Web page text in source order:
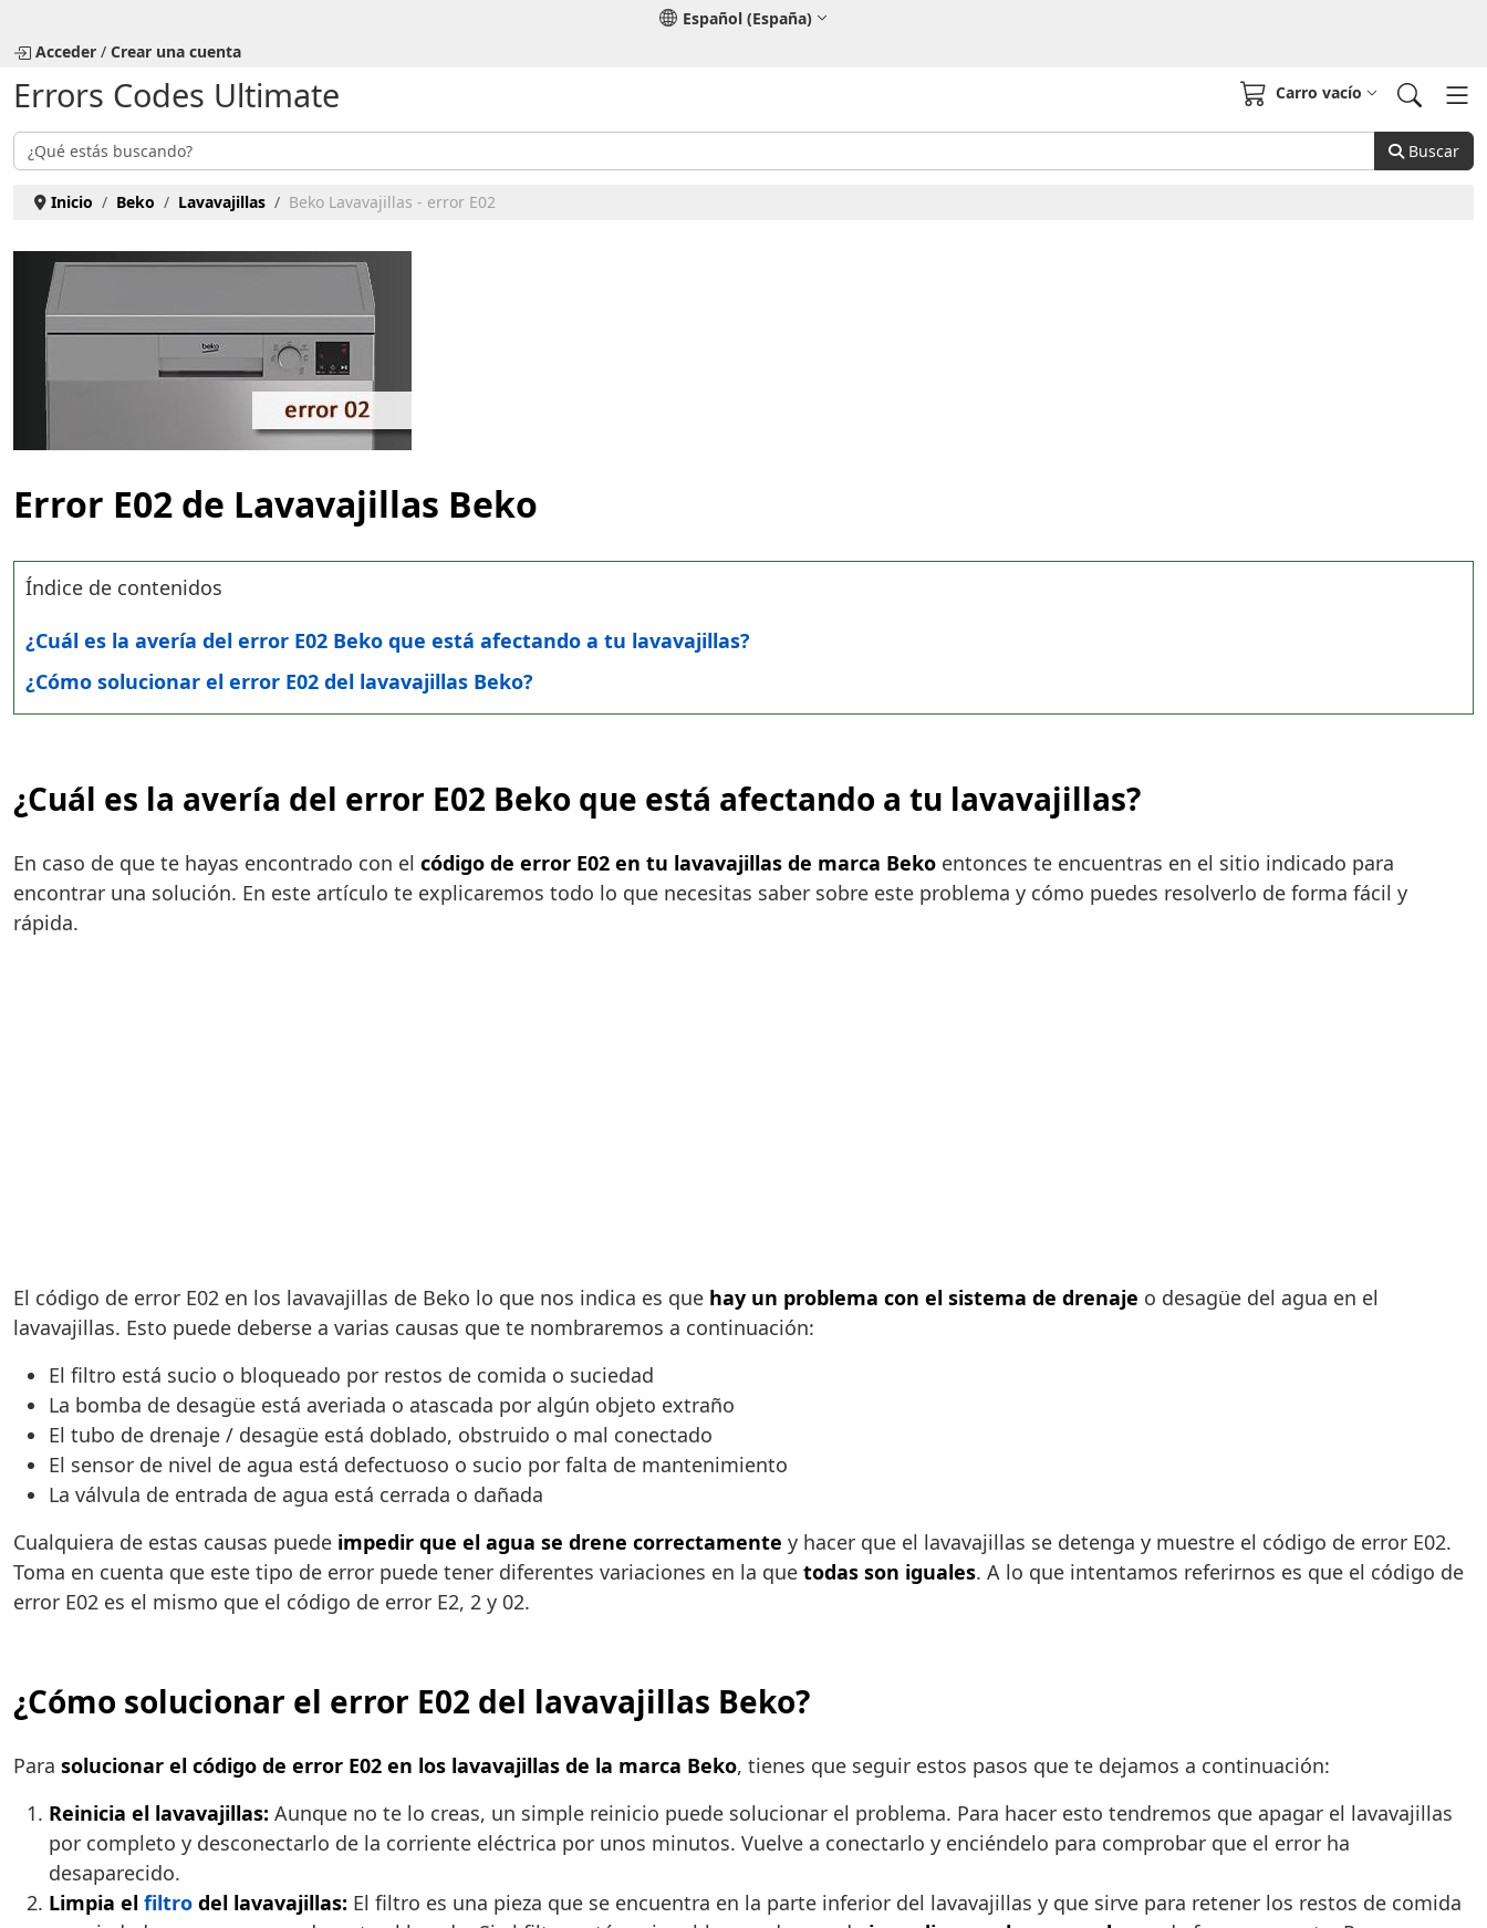
Español (España)
Acceder / Crear una cuenta
Errors Codes Ultimate
Buscar Buscar
Carro vacío
Inicio Beko Lavavajillas Beko Lavavajillas - error E02
Error E02 de Lavavajillas Beko
Índice de contenidos
¿Cuál es la avería del error E02 Beko que está afectando a tu lavavajillas?
¿Cómo solucionar el error E02 del lavavajillas Beko?
¿Cuál es la avería del error E02 Beko que está afectando a tu lavavajillas?
En caso de que te hayas encontrado con el código de error E02 en tu lavavajillas de marca Beko entonces te encuentras en el sitio indicado para
encontrar una solución. En este artículo te explicaremos todo lo que necesitas saber sobre este problema y cómo puedes resolverlo de forma fácil y
rápida.
El código de error E02 en los lavavajillas de Beko lo que nos indica es que hay un problema con el sistema de drenaje o desagüe del agua en el
lavavajillas. Esto puede deberse a varias causas que te nombraremos a continuación:
El filtro está sucio o bloqueado por restos de comida o suciedad
La bomba de desagüe está averiada o atascada por algún objeto extraño
El tubo de drenaje / desagüe está doblado, obstruido o mal conectado
El sensor de nivel de agua está defectuoso o sucio por falta de mantenimiento
La válvula de entrada de agua está cerrada o dañada
Cualquiera de estas causas puede impedir que el agua se drene correctamente y hacer que el lavavajillas se detenga y muestre el código de error E02.
Toma en cuenta que este tipo de error puede tener diferentes variaciones en la que todas son iguales. A lo que intentamos referirnos es que el código de
error E02 es el mismo que el código de error E2, 2 y 02.
¿Cómo solucionar el error E02 del lavavajillas Beko?
Para solucionar el código de error E02 en los lavavajillas de la marca Beko, tienes que seguir estos pasos que te dejamos a continuación:
Reinicia el lavavajillas: Aunque no te lo creas, un simple reinicio puede solucionar el problema. Para hacer esto tendremos que apagar el lavavajillas
por completo y desconectarlo de la corriente eléctrica por unos minutos. Vuelve a conectarlo y enciéndelo para comprobar que el error ha
desaparecido.
Limpia el filtro del lavavajillas: El filtro es una pieza que se encuentra en la parte inferior del lavavajillas y que sirve para retener los restos de comida